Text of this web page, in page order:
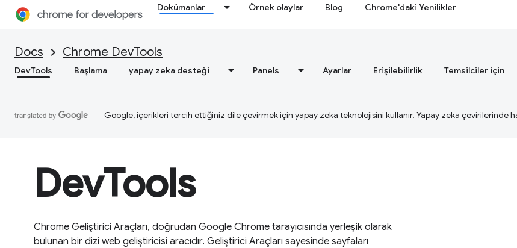
Dokümanlar Örnek olaylar Blog Chrome'daki Yenilikler
Docs Chrome DevTools
DevTools Başlama yapay zeka desteği Panels Ayarlar Erişilebilirlik Temsilciler için
Google, içerikleri tercih ettiğiniz dile çevirmek için yapay zeka teknolojisini kullanır. Yapay zeka çevirilerinde
DevTools
Chrome Geliştirici Araçları, doğrudan Google Chrome tarayıcısında yerleşik olarak
bulunan bir dizi web geliştiricisi aracıdır. Geliştirici Araçları sayesinde sayfaları